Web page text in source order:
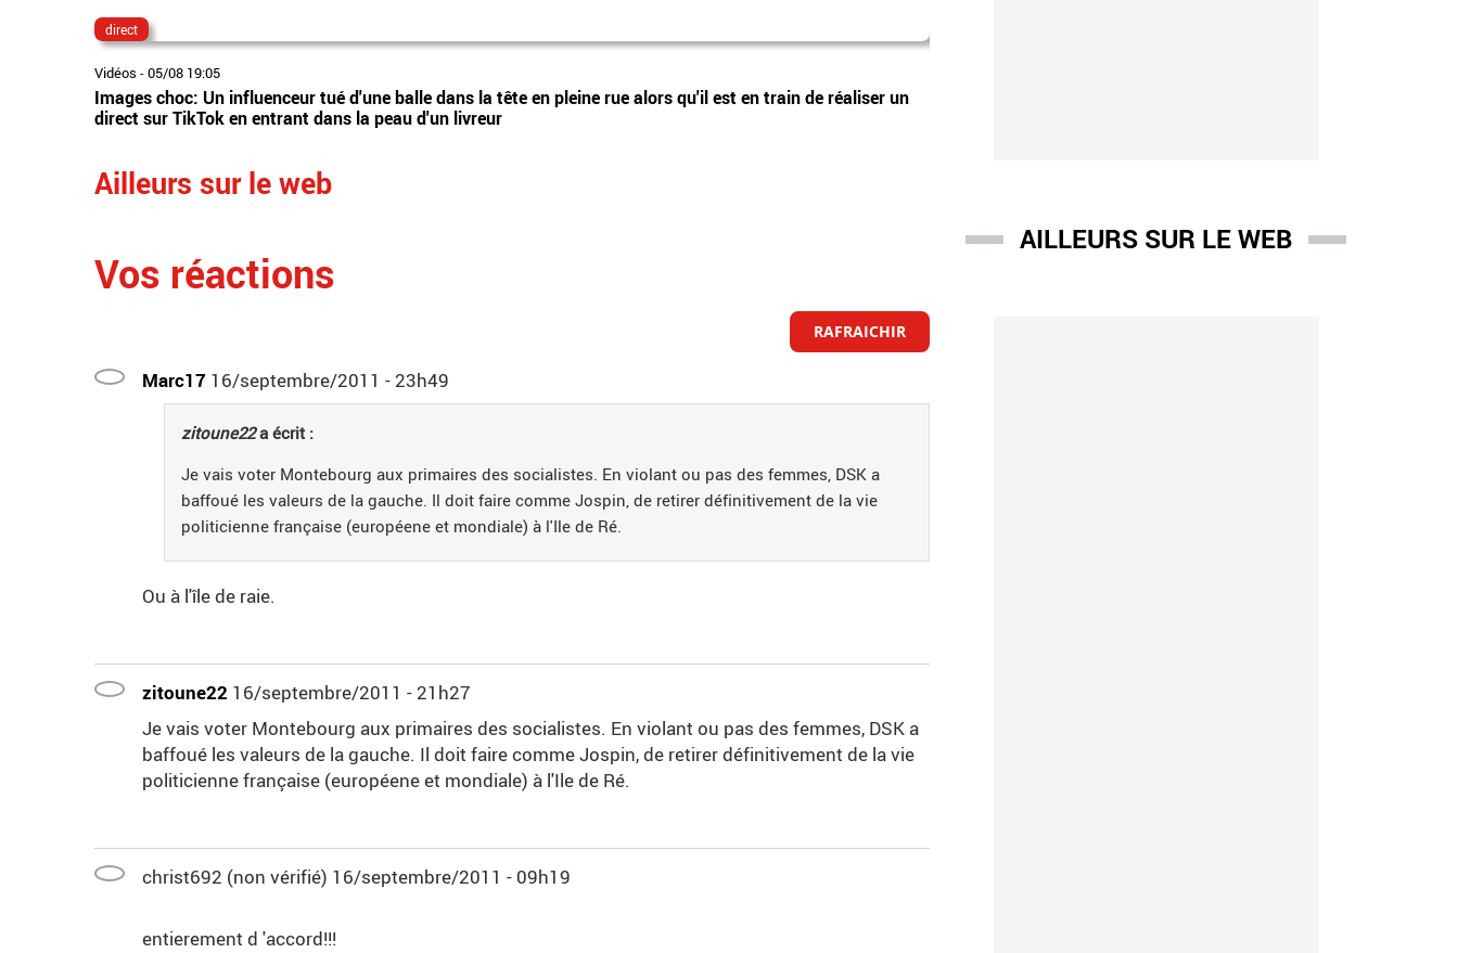
direct
Vidéos -05/08 19:05
Images choc: Un influenceur tué d'une balle dans la tête en pleine rue alors qu'il est en train de réaliser un
direct sur TikTok en entrant dans la peau d'un livreur
Ailleurs sur le web
Vos réactions
RAFRAICHIR
Marc17 16/septembre/2011 - 23h49
zitoune22a écrit :
Je vais voter Montebourg aux primaires des socialistes. En violant ou pas des femmes, DSK a
baffoué les valeurs de la gauche. Il doit faire comme Jospin, de retirer définitivement de la vie
politicienne française (européene et mondiale) à l'Ile de Ré.
Ou à l'île de raie.
zitoune22 16/septembre/2011 - 21h27
Je vais voter Montebourg aux primaires des socialistes. En violant ou pas des femmes, DSK a
baffoué les valeurs de la gauche. Il doit faire comme Jospin, de retirer définitivement de la vie
politicienne française (européene et mondiale) à l'Ile de Ré.
christ692 (non vérifié) 16/septembre/2011 - 09h19
entierement d 'accord!!!
AILLEURS SUR LE WEB